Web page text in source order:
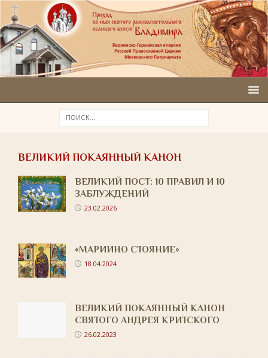
ВЕЛИКИЙ ПОКАЯННЫЙ КАНОН
ВЕЛИКИЙ ПОСТ: 10 ПРАВИЛ И 10
ЗАБЛУЖДЕНИЙ
23.02.2026
«МАРИИНО СТОЯНИЕ»
18.04.2024
ВЕЛИКИЙ ПОКАЯННЫЙ КАНОН
СВЯТОГО АНДРЕЯ КРИТСКОГО
26.02.2023